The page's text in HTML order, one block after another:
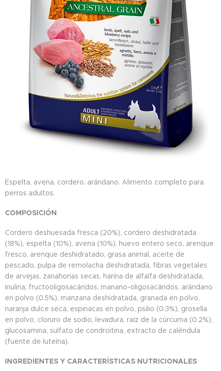
Espelta, avena, cordero, arándano. Alimento completo para
perros adultos.
COMPOSICIÓN
Cordero deshuesada fresca (20%), cordero deshidratada
(18%), espelta (10%), avena (10%), huevo entero seco, arenque
fresco, arenque deshidratado, grasa animal, aceite de
pescado, pulpa de remolacha deshidratada, fibras vegetales
de arvejas, zanahorias secas, harina de alfalfa deshidratada,
inulina, fructooligosacáridos, manano-oligosacáridos, arándano
en polvo (0.5%), manzana deshidratada, granada en polvo,
naranja dulce seca, espinacas en polvo, psilio (0.3%), grosella
en polvo, cloruro de sodio, levadura, raíz de la cúrcuma (0.2%),
glucosamina, sulfato de condroitina, extracto de caléndula
(fuente de luteína).
INGREDIENTES Y CARACTERÍSTICAS NUTRICIONALES